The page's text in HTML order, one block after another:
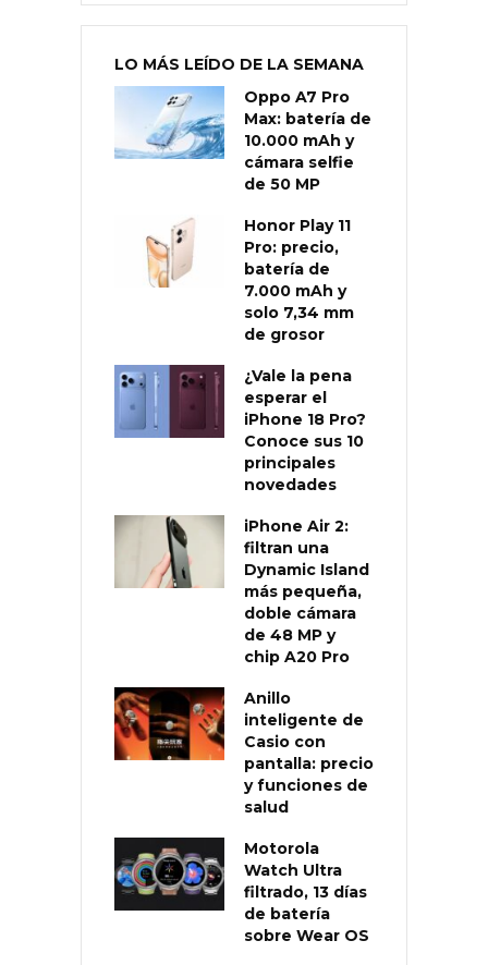
LO MÁS LEÍDO DE LA SEMANA
Oppo A7 Pro
Max: batería de
10.000 mAh y
cámara selfie
de 50 MP
Honor Play 11
Pro: precio,
batería de
7.000 mAh y
solo 7,34 mm
de grosor
¿Vale la pena
esperar el
iPhone 18 Pro?
Conoce sus 10
principales
novedades
iPhone Air 2:
filtran una
Dynamic Island
más pequeña,
doble cámara
de 48 MP y
chip A20 Pro
Anillo
inteligente de
Casio con
pantalla: precio
y funciones de
salud
Motorola
Watch Ultra
filtrado, 13 días
de batería
sobre Wear OS